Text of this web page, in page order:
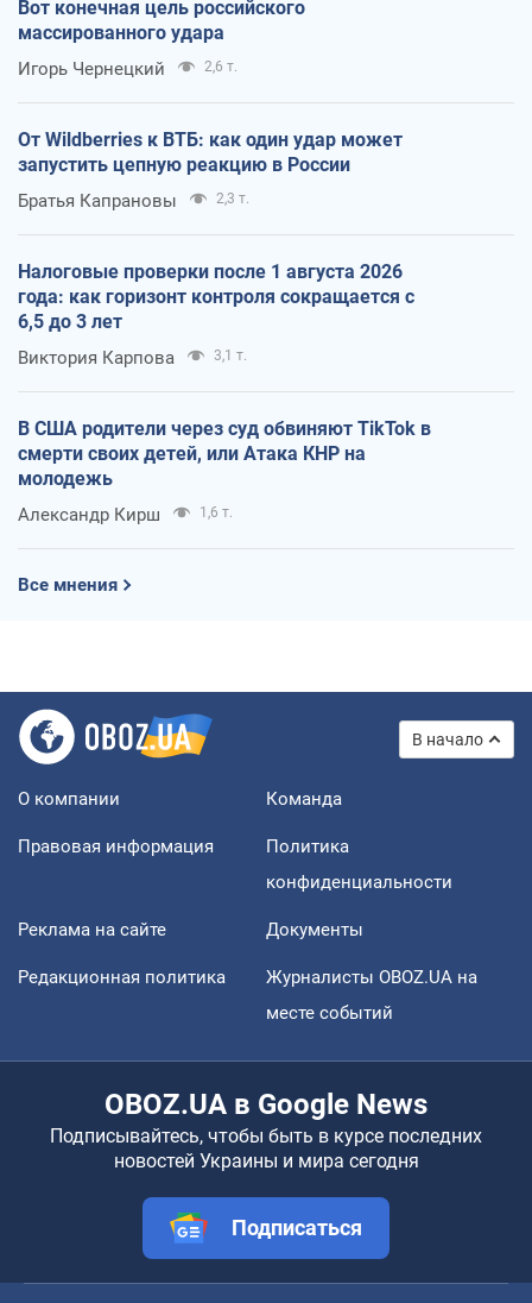
Вот конечная цель российского
массированного удара
Игорь Чернецкий 2,6 т.
От Wildberries к ВТБ: как один удар может
запустить цепную реакцию в России
Братья Капрановы 2,3 т.
Налоговые проверки после 1 августа 2026
года: как горизонт контроля сокращается с
6,5 до 3 лет
Виктория Карпова 3,1 т.
В США родители через суд обвиняют TikTok в
смерти своих детей, или Атака КНР на
молодежь
Александр Кирш 1,6 т.
Все мнения
В начало
О компании Команда
Правовая информация
Политика
конфиденциальности
Реклама на сайте Документы
Редакционная политика
Журналисты OBOZ.UA на
месте событий
OBOZ.UA в Google News
Подписывайтесь, чтобы быть в курсе последних
новостей Украины и мира сегодня
Подписаться